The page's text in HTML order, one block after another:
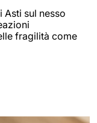
Asti sul nesso
fragilità come